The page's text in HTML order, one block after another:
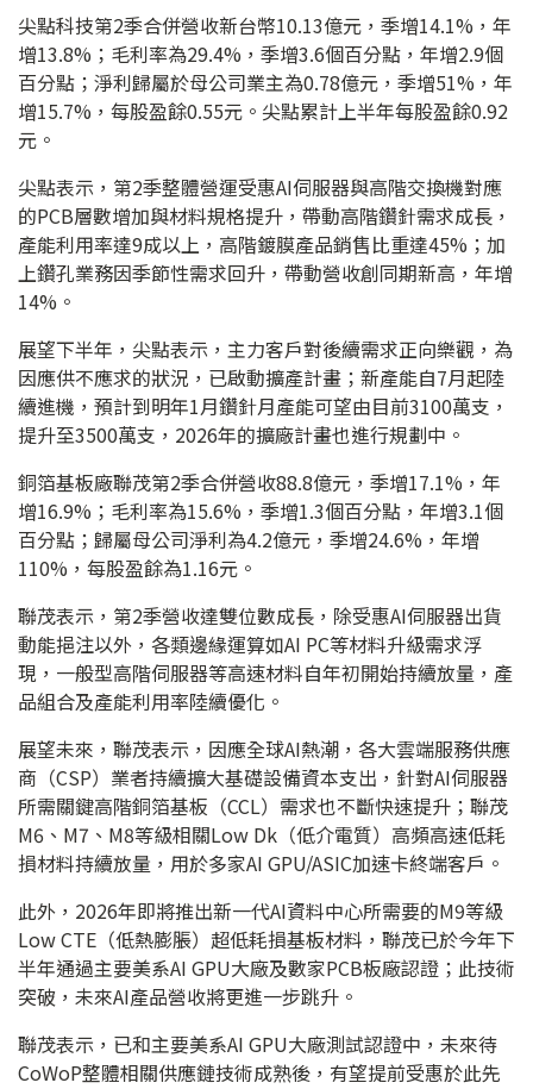
尖點科技第2季合併營收新台幣10.13億元，季增14.1%，年
增13.8%；毛利率為29.4%，季增3.6個百分點，年增2.9個
百分點；淨利歸屬於母公司業主為0.78億元，季增51%，年
增15.7%，每股盈餘0.55元。尖點累計上半年每股盈餘0.92
元。
尖點表示，第2季整體營運受惠AI伺服器與高階交換機對應
的PCB層數增加與材料規格提升，帶動高階鑽針需求成長，
產能利用率達9成以上，高階鍍膜產品銷售比重達45%；加
上鑽孔業務因季節性需求回升，帶動營收創同期新高，年增
14%。
展望下半年，尖點表示，主力客戶對後續需求正向樂觀，為
因應供不應求的狀況，已啟動擴產計畫；新產能自7月起陸
續進機，預計到明年1月鑽針月產能可望由目前3100萬支，
提升至3500萬支，2026年的擴廠計畫也進行規劃中。
銅箔基板廠聯茂第2季合併營收88.8億元，季增17.1%，年
增16.9%；毛利率為15.6%，季增1.3個百分點，年增3.1個
百分點；歸屬母公司淨利為4.2億元，季增24.6%，年增
110%，每股盈餘為1.16元。
聯茂表示，第2季營收達雙位數成長，除受惠AI伺服器出貨
動能挹注以外，各類邊緣運算如AI PC等材料升級需求浮
現，一般型高階伺服器等高速材料自年初開始持續放量，產
品組合及產能利用率陸續優化。
展望未來，聯茂表示，因應全球AI熱潮，各大雲端服務供應
商（CSP）業者持續擴大基礎設備資本支出，針對AI伺服器
所需關鍵高階銅箔基板（CCL）需求也不斷快速提升；聯茂
M6、M7、M8等級相關Low Dk（低介電質）高頻高速低耗
損材料持續放量，用於多家AI GPU/ASIC加速卡終端客戶。
此外，2026年即將推出新一代AI資料中心所需要的M9等級
Low CTE（低熱膨脹）超低耗損基板材料，聯茂已於今年下
半年通過主要美系AI GPU大廠及數家PCB板廠認證；此技術
突破，未來AI產品營收將更進一步跳升。
聯茂表示，已和主要美系AI GPU大廠測試認證中，未來待
CoWoP整體相關供應鏈技術成熟後，有望提前受惠於此先